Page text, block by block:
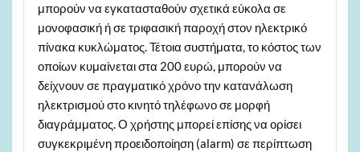
μπορούν να εγκατασταθούν σχετικά εύκολα σε
μονοφασική ή σε τριφασική παροχή στον ηλεκτρικό
πίνακα κυκλώματος. Τέτοια συστήματα, το κόστος των
οποίων κυμαίνεται στα 200 ευρώ, μπορούν να
δείχνουν σε πραγματικό χρόνο την κατανάλωση
ηλεκτρισμού στο κινητό τηλέφωνο σε μορφή
διαγράμματος. Ο χρήστης μπορεί επίσης να ορίσει
συγκεκριμένη προειδοποίηση (alarm) σε περίπτωση